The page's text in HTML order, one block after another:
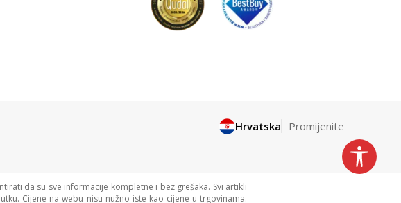
Hrvatska Promijenite
da su sve informacije kompletne i bez grešaka. Svi artikli
Cijene na webu nisu nužno iste kao cijene u trgovinama.